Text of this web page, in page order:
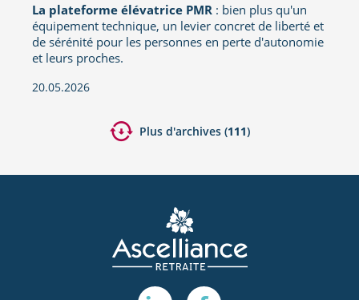
La plateforme élévatrice PMR : bien plus qu'un
équipement technique, un levier concret de liberté et
de sérénité pour les personnes en perte d'autonomie
et leurs proches.
20.05.2026
Plus d'archives (111)